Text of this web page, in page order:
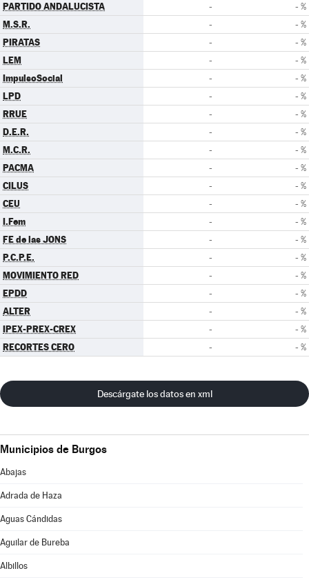
PARTIDO ANDALUCISTA - - %
M.S.R. - - %
PIRATAS - - %
LEM - - %
ImpulsoSocial - - %
LPD - - %
RRUE - - %
D.E.R. - - %
M.C.R. - - %
PACMA - - %
CILUS - - %
CEU - - %
I.Fem - - %
FE de las JONS - - %
P.C.P.E. - - %
MOVIMIENTO RED - - %
EPDD - - %
ALTER - - %
IPEX-PREX-CREX - - %
RECORTES CERO - - %
Descárgate los datos en xml
Municipios de Burgos
Abajas
Adrada de Haza
Aguas Cándidas
Aguilar de Bureba
Albillos